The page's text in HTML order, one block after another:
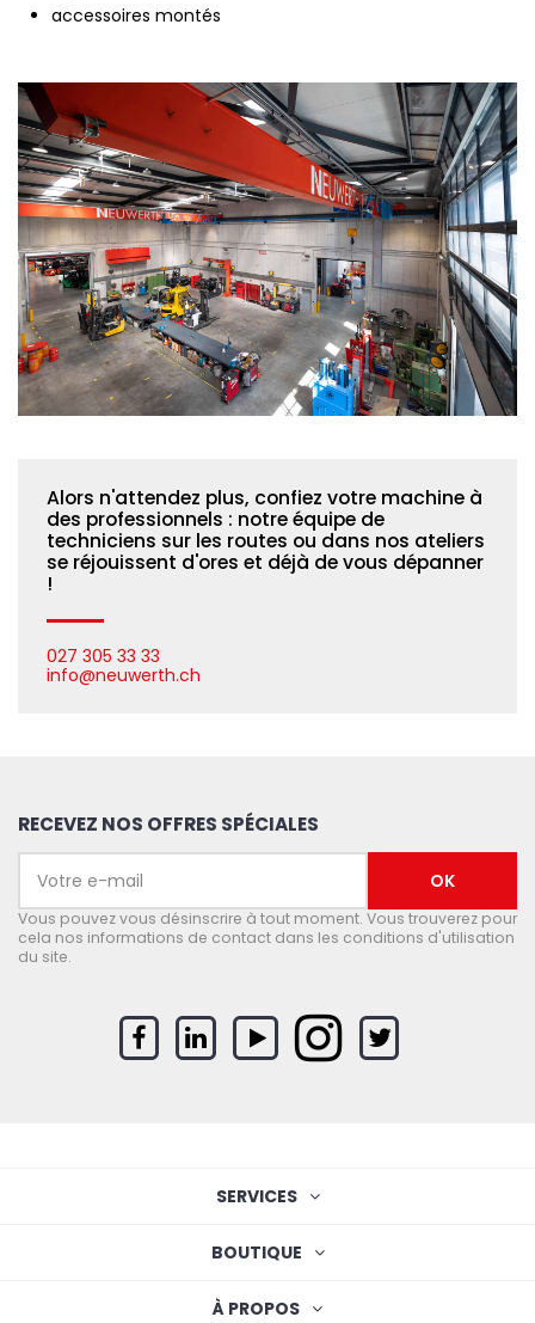
accessoires montés
Alors n'attendez plus, confiez votre machine à
des professionnels : notre équipe de
techniciens sur les routes ou dans nos ateliers
se réjouissent d'ores et déjà de vous dépanner
!
027 305 33 33
info@neuwerth.ch
RECEVEZ NOS OFFRES SPÉCIALES
Vous pouvez vous désinscrire à tout moment. Vous trouverez pour
cela nos informations de contact dans les conditions d'utilisation
du site.
SERVICES
BOUTIQUE
À PROPOS